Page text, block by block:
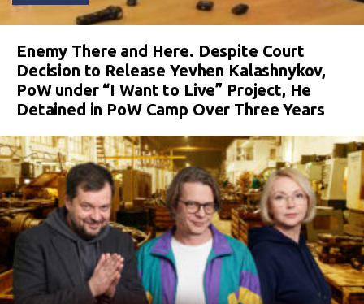
Enemy There and Here. Despite Court
Decision to Release Yevhen Kalashnykov,
PoW under “I Want to Live” Project, He
Detained in PoW Camp Over Three Years